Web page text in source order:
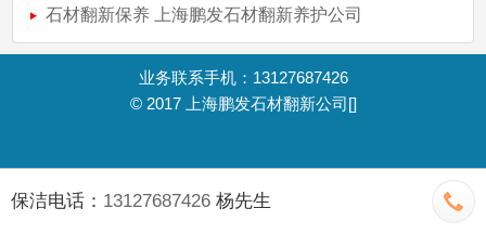
石材翻新保养 上海鹏发石材翻新养护公司
业务联系手机：13127687426
© 2017
上海鹏发石材翻新公司[]
保洁电话： 13127687426 杨先生